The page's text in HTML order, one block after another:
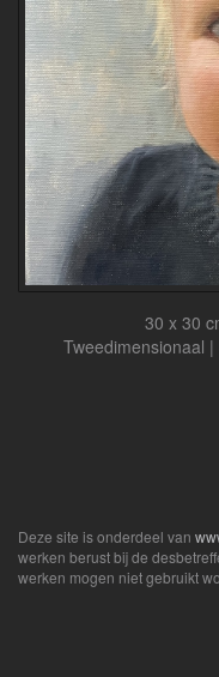
30 x 30
Tweedimensionaal
Deze site is onderdeel van
werken berust bij de
werken mogen niet gebruikt